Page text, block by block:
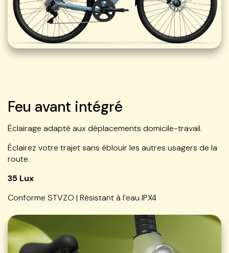
Feu avant intégré
Éclairage adapté aux déplacements domicile-travail.
Éclairez votre trajet sans éblouir les autres usagers de la
route.
35 Lux
Conforme STVZO | Résistant à l’eau IPX4